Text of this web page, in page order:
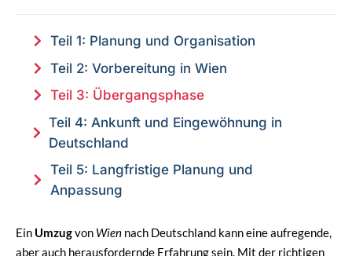
Teil 1: Planung und Organisation
Teil 2: Vorbereitung in Wien
Teil 3: Übergangsphase
Teil 4: Ankunft und Eingewöhnung in
Deutschland
Teil 5: Langfristige Planung und
Anpassung
Ein Umzugvon Wien nach Deutschland kann eine aufregende,
aber auch herausfordernde Erfahrung sein. Mit der richtigen